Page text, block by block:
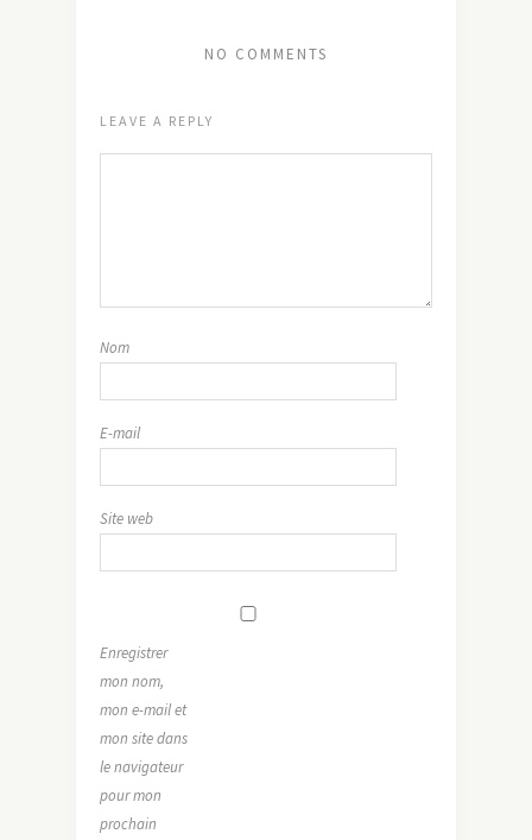
NO COMMENTS
LEAVE A REPLY
Nom
E-mail
Site web
Enregistrer
mon nom,
mon e-mail et
mon site dans
le navigateur
pour mon
prochain